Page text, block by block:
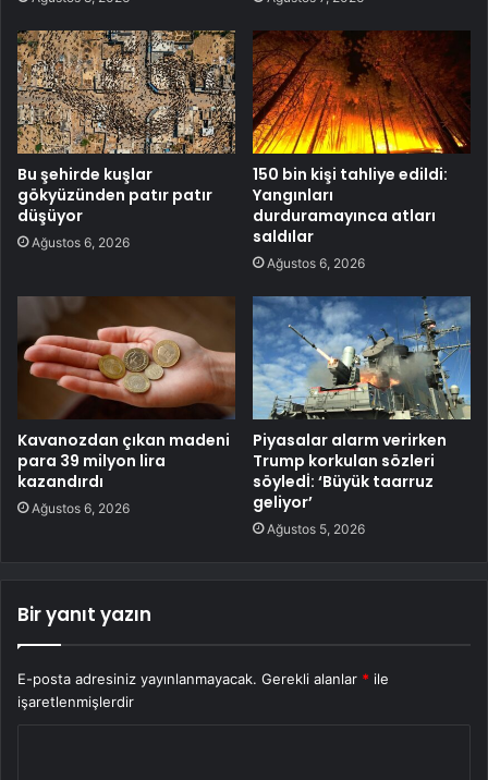
Bu şehirde kuşlar
gökyüzünden patır patır
düşüyor
Ağustos 6, 2026
150 bin kişi tahliye edildi:
Yangınları
durduramayınca atları
saldılar
Ağustos 6, 2026
Kavanozdan çıkan madeni
para 39 milyon lira
kazandırdı
Ağustos 6, 2026
Piyasalar alarm verirken
Trump korkulan sözleri
söyledİ: ‘Büyük taarruz
geliyor’
Ağustos 5, 2026
Bir yanıt yazın
E-posta adresiniz yayınlanmayacak. Gerekli alanlar * ile
işaretlenmişlerdir